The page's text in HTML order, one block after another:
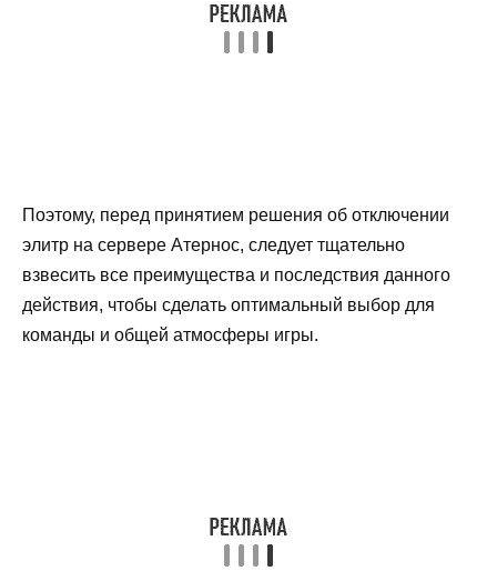
Поэтому, перед принятием решения об отключении
элитр на сервере Атернос, следует тщательно
взвесить все преимущества и последствия данного
действия, чтобы сделать оптимальный выбор для
команды и общей атмосферы игры.